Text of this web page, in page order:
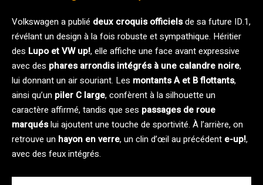
Volkswagen a publié deux croquis officielsde sa future ID.1,
révélant un design à la fois robuste et sympathique. Héritier
des Lupo et VW up!, elle affiche une face avant expressive
avec des phares arrondis intégrés à une calandre noire,
lui donnant un air souriant. Les montants A et B flottants,
ainsi qu’un piler C large, confèrent à la silhouette un
caractère affirmé, tandis que ses passages de roue
marquéslui ajoutent une touche de sportivité. À l’arrière, on
retrouve un hayon en verre, un clin d’œil au précédent e-up!,
avec des feux intégrés.